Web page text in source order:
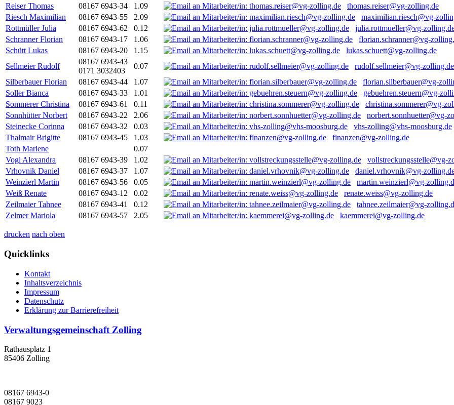
Reiser Thomas
08167 6943-34 1.09
thomas.reiser@vg-zolling.de
Riesch Maximilian
08167 6943-55 2.09
maximilian.riesch@vg-
Rottmüller Julia
08167 6943-62 0.12
julia.rottmueller@vg-
Schranner Florian
08167 6943-17 1.06
florian.schranner@vg-
Schütt Lukas
08167 6943-20 1.15
lukas.schuett@vg-zolling.de
Sellmeier Rudolf
08167 6943-43
0171 3032403
0.07
rudolf.sellmeier@vg-zolling.de
Silberbauer Florian
08167 6943-44 1.07
florian.silberbauer@vg-
Soller Bianca
08167 6943-33 1.01
gebuehren.steuern@vg-
Sommerer Christina
08167 6943-61 0.11
christina.sommerer@vg-
Sonnhütter Norbert
08167 6943-22 2.06
norbert.sonnhuetter@vg-
Steinecke Corinna
08167 6943-32 0.03
vhs-zolling@vhs-moosburg.de
Thalmair Brigitte
08167 6943-45 1.03
finanzen@vg-zolling.de
Toth Marlene
0.07
Vogl Alexandra
08167 6943-39 1.02
vollstreckungsstelle@vg-
Vrhovnik Daniel
08167 6943-37 1.07
daniel.vrhovnik@vg-
Weinzierl Martin
08167 6943-56 0.05
martin.weinzierl@vg-
Weiß Renate
08167 6943-12 0.02
renate.weiss@vg-zolling.de
Zeilmaier Tahnee
08167 6943-41 0.12
tahnee.zeilmaier@vg-
Zelmer Mariola
08167 6943-57 2.05 kaemmerei@vg-zolling.de
drucken nach oben
Quicklinks
Kontakt
Inhaltsverzeichnis
Impressum
Datenschutz
Erklärung zur Barrierefreiheit
Verwaltungsgemeinschaft Zolling
Rathausplatz 1
85406 Zolling
08167 6943-0
08167 9023